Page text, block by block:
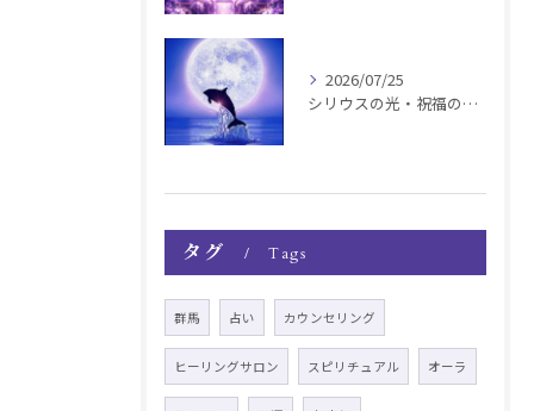
2026/07/25
シリウスの光・祝福の波動チャージ遠隔お知らせ〜銀河新年〜
タグ Tags
群馬 占い カウンセリング
ヒーリングサロン スピリチュアル オーラ